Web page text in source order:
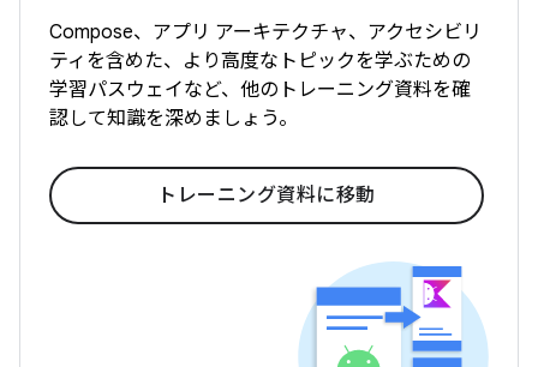
Compose、アプリ アーキテクチャ、アクセシビリ
ティを含めた、より高度なトピックを学ぶための
学習パスウェイなど、他のトレーニング資料を確
認して知識を深めましょう。
トレーニング資料に移動